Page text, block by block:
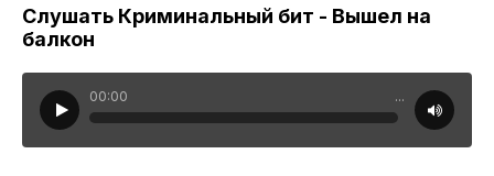
Слушать Криминальный бит - Вышел на
балкон
00:00 ...